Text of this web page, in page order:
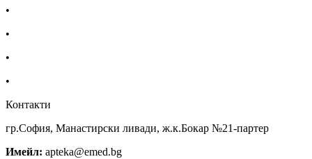
•
•
•
•
Контакти
гр.София, Манастирски ливади, ж.к.Бокар №21-партер
Имейл: apteka@emed.bg